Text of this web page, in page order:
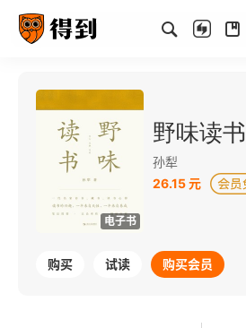
电子书
野味读书
孙犁
26.15 元
购买 试读 购买会员